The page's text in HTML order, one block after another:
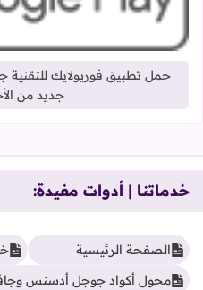
حمل تطبيق فوريولايك للتقنية
جديد من
خدماتنا | أدوات مفيدة:
الصفحة الرئيسية
محول أكواد جوجل أدسنس